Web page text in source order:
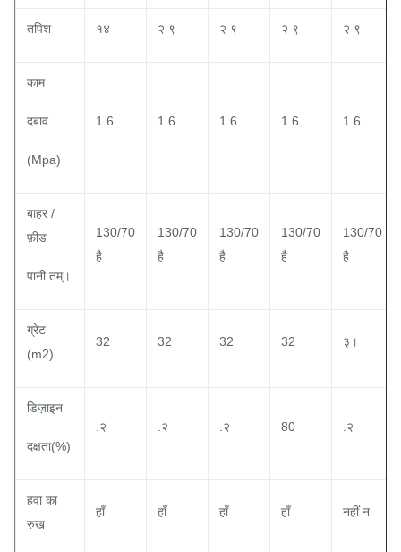
तपिश १४ २ ९ २ ९ २ ९ २ ९
काम
दबाव
(Mpa)
1.6 1.6 1.6 1.6 1.6
बाहर /
फ़ीड
पानी तम्।
130/70
है
130/70
है
130/70
है
130/70
है
130/70
है
ग्रेट
(m2)
32 32 32 32 ३।
डिज़ाइन
दक्षता(%)
.२ .२ .२ 80 .२
हवा का
रुख
हाँ हाँ हाँ हाँ नहीं न